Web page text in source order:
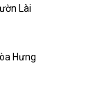
Lài
Hưng